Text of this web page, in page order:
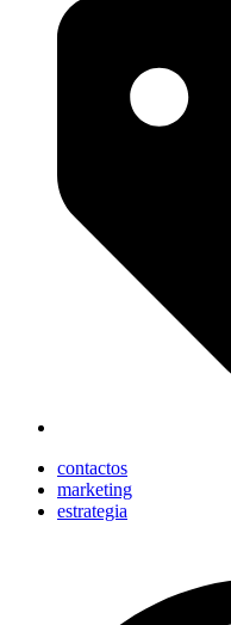
contactos
marketing
estrategia